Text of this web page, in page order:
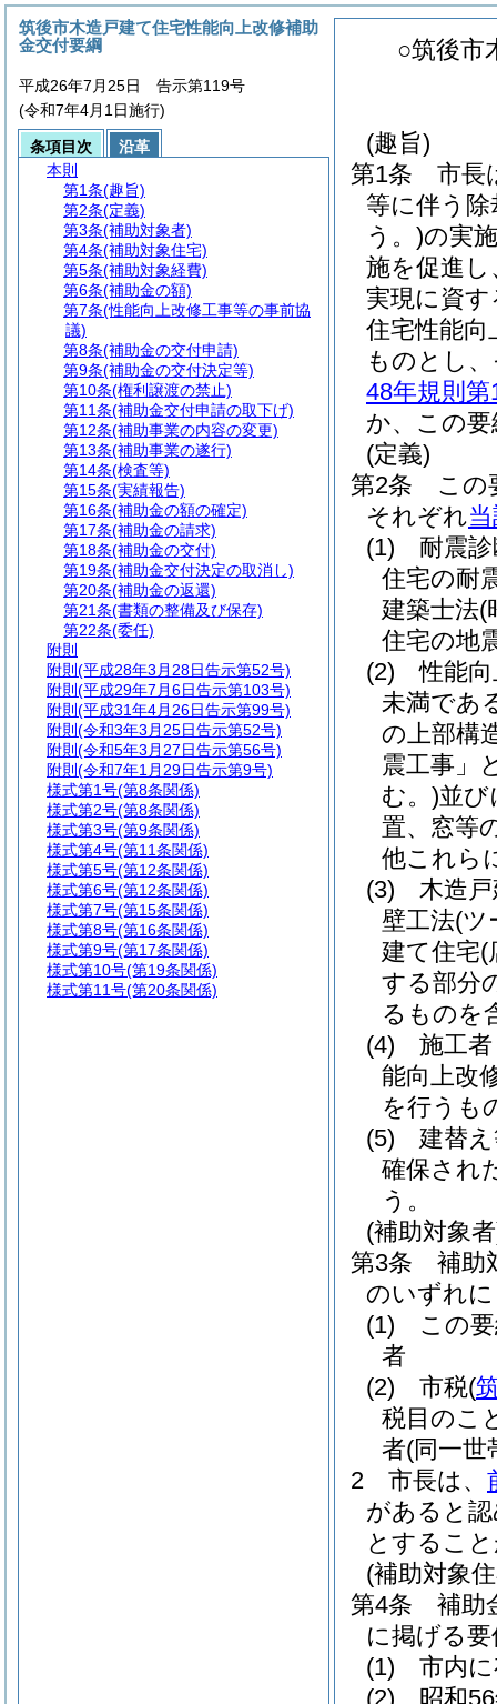
○筑後市
(趣旨)
第1条
市長
等に伴う除
う。)の実
施を促進
実現に資
住宅性能向
ものとし
48年規則
か、この
(定義)
第2条
この
それぞれ
(1)
耐震
住宅の耐
建築士法(
住宅の地
(2)
性能
未満であ
の上部構
震工事」
む。)並び
置、窓等
他これら
(3)
木造
壁工法(ツ
建て住宅(
する部分
るものを
(4)
施工
能向上改
を行うも
(5)
建替
確保され
う。
(補助対象
第3条
補助
のいずれ
(1)
この
者
(2)
市税(
税目のこ
者(同一世
2
市長は、
があると
とするこ
(補助対象
第4条
補助
に掲げる
(1)
市内
(2)
昭和
筑後市木造戸建て住宅性能向上改修補助
金交付要綱
平成26年7月25日 告示第119号
(令和7年4月1日施行)
条項目次
沿革
本則
第1条(趣旨)
第2条(定義)
第3条(補助対象者)
第4条(補助対象住宅)
第5条(補助対象経費)
第6条(補助金の額)
第7条(性能向上改修工事等の事前協
議)
第8条(補助金の交付申請)
第9条(補助金の交付決定等)
第10条(権利譲渡の禁止)
第11条(補助金交付申請の取下げ)
第12条(補助事業の内容の変更)
第13条(補助事業の遂行)
第14条(検査等)
第15条(実績報告)
第16条(補助金の額の確定)
第17条(補助金の請求)
第18条(補助金の交付)
第19条(補助金交付決定の取消し)
第20条(補助金の返還)
第21条(書類の整備及び保存)
第22条(委任)
附則
附則 (平成28年3月28日告示第52号)
附則 (平成29年7月6日告示第103号)
附則 (平成31年4月26日告示第99号)
附則 (令和3年3月25日告示第52号)
附則 (令和5年3月27日告示第56号)
附則 (令和7年1月29日告示第9号)
様式第1号(第8条関係)
様式第2号(第8条関係)
様式第3号(第9条関係)
様式第4号(第11条関係)
様式第5号(第12条関係)
様式第6号(第12条関係)
様式第7号(第15条関係)
様式第8号(第16条関係)
様式第9号(第17条関係)
様式第10号(第19条関係)
様式第11号(第20条関係)